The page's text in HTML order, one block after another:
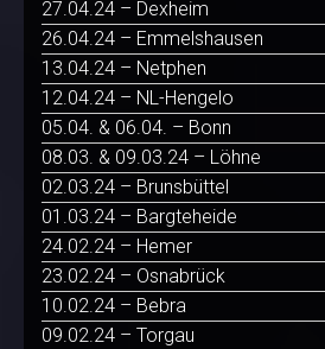
27.04.24 – Dexheim
26.04.24 – Emmelshausen
13.04.24 – Netphen
12.04.24 – NL-Hengelo
05.04. & 06.04. – Bonn
08.03. & 09.03.24 – Löhne
02.03.24 – Brunsbüttel
01.03.24 – Bargteheide
24.02.24 – Hemer
23.02.24 – Osnabrück
10.02.24 – Bebra
09.02.24 – Torgau